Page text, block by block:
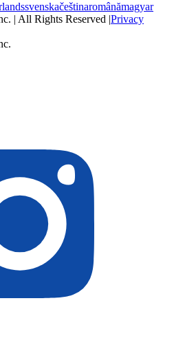
svenskačeštinaromânămagyar
| All Rights Reserved |Privacy